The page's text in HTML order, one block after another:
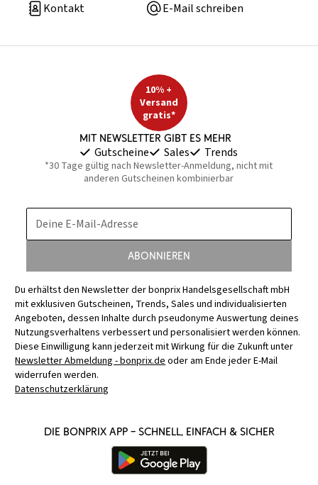
Kontakt
E-Mail schreiben
10% +
Versand
gratis*
Mit Newsletter gibt es mehr
Gutscheine Sales Trends
*30 Tage gültig nach Newsletter-Anmeldung, nicht mit
anderen Gutscheinen kombinierbar
Deine E-Mail-Adresse
Abonnieren
Du erhältst den Newsletter der bonprix Handelsgesellschaft mbH
mit exklusiven Gutscheinen, Trends, Sales und individualisierten
Angeboten, dessen Inhalte durch pseudonyme Auswertung deines
Nutzungsverhaltens verbessert und personalisiert werden können.
Diese Einwilligung kann jederzeit mit Wirkung für die Zukunft unter
Newsletter Abmeldung - bonprix.deoder am Ende jeder E-Mail
widerrufen werden.
Datenschutzerklärung
Die bonprix App – schnell, einfach & sicher